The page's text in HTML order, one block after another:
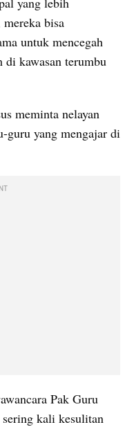
bisa
untuk mencegah
di kawasan terumbu
meminta nelayan
guru yang mengajar di
Pak Guru
kali kesulitan